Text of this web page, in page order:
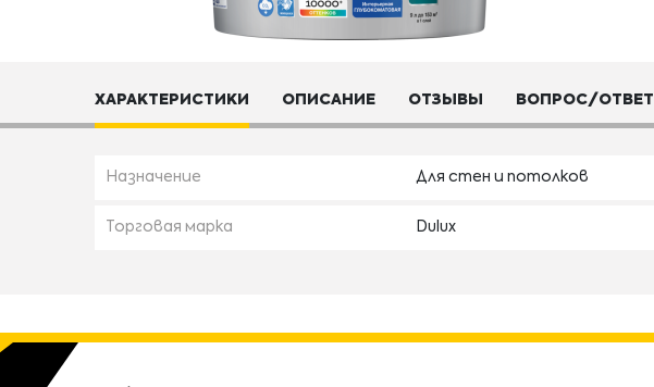
ХАРАКТЕРИСТИКИ ОПИСАНИЕ ОТЗЫВЫ ВОПРОС/ОТВЕТ
Назначение Для стен и потолков
Торговая марка Dulux